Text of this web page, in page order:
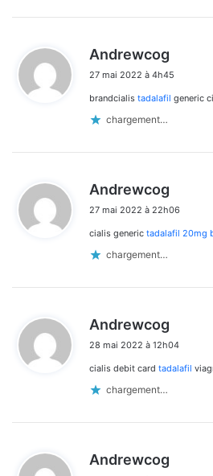
Andrewcog
t
27 mai 2022 à 4h45
brandcialis tadalafil generic
chargement…
Andrewcog
t
27 mai 2022 à 22h06
cialis generic tadalafil 20mg
chargement…
Andrewcog
t
28 mai 2022 à 12h04
cialis debit card tadalafil
chargement…
Andrewcog